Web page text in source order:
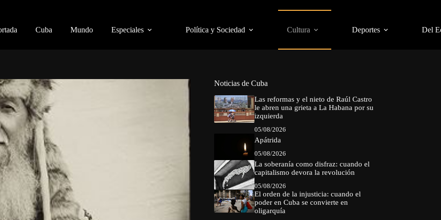
Cuba Mundo Especiales Política y Sociedad Cultura Deportes Del
Noticias de Cuba
Las reformas y el nieto de Raúl Castro
le abren una grieta a La Habana por su
izquierda
05/08/2026
Apátrida
05/08/2026
La soberanía como disfraz: cuando el
capitalismo devora la revolución
05/08/2026
El orden de la injusticia: cuando el
poder en Cuba se convierte en
oligarquía